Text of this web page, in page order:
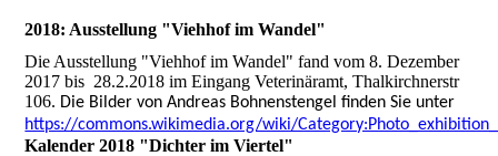
2018: Ausstellung "Viehhof im Wandel"
Die Ausstellung "Viehhof im Wandel" fand vom 8. Dezember
2017 bis 28.2.2018 im Eingang Veterinäramt, Thalkirchnerstr
106. Die Bilder von Andreas Bohnenstengel finden Sie unter
https://commons.wikimedia.org/wiki/
Kalender 2018 "Dichter im Viertel"